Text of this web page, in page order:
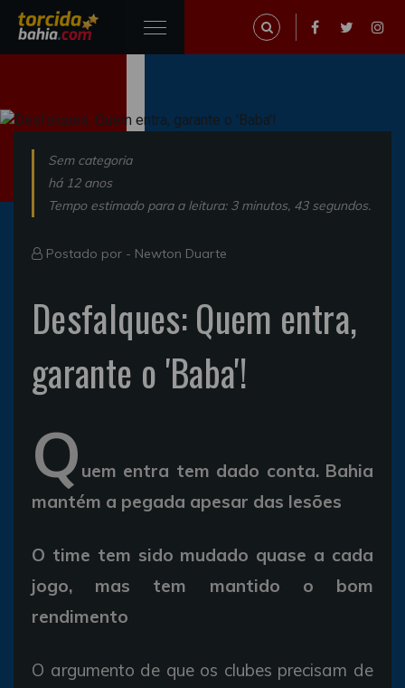
Sem categoria
há 12 anos
Tempo estimado para a leitura: 3 minutos, 43 segundos.
Postado por - Newton Duarte
Desfalques: Quem entra,
garante o 'Baba'!
Q uem entra tem dado conta. Bahia
mantém a pegada apesar das lesões
O time tem sido mudado quase a cada
jogo, mas tem mantido o bom
rendimento
O argumento de que os clubes precisam de